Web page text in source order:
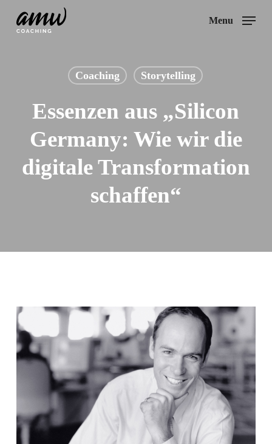
Menu
Coaching Storytelling
Essenzen aus „Silicon
Germany: Wie wir die
digitale Transformation
schaffen“